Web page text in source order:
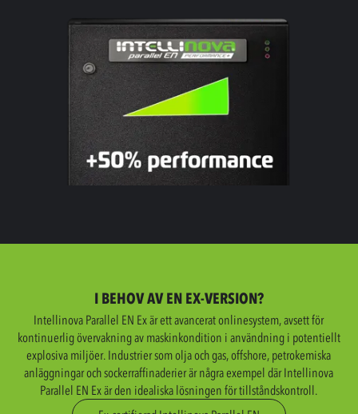
I BEHOV AV EN EX-VERSION?
Intellinova Parallel EN Ex är ett avancerat onlinesystem, avsett för
kontinuerlig övervakning av maskinkondition i användning i potentiellt
explosiva miljöer. Industrier som olja och gas, offshore, petrokemiska
anläggningar och sockerraffinaderier är några exempel där Intellinova
Parallel EN Ex är den idealiska lösningen för tillståndskontroll.